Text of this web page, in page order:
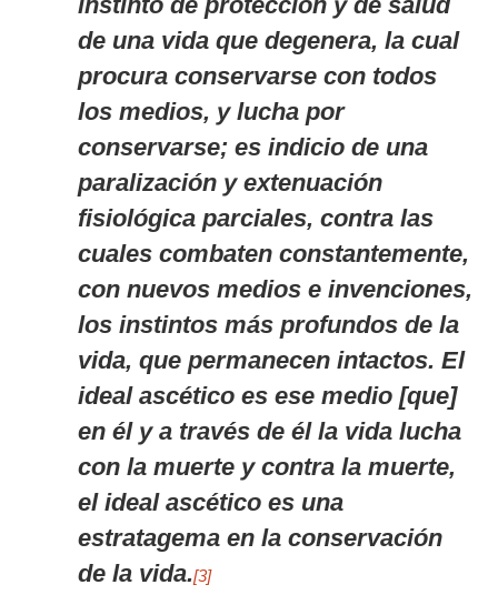
de una vida que degenera, la cual
procura conservarse con todos
los medios, y lucha por
conservarse; es indicio de una
paralización y extenuación
fisiológica parciales, contra las
cuales combaten constantemente,
con nuevos medios e invenciones,
los instintos más profundos de la
vida, que permanecen intactos. El
ideal ascético es ese medio [que]
en él y a través de él la vida lucha
con la muerte y contra la muerte,
el ideal ascético es una
estratagema en la conservación
de la vida.[3]